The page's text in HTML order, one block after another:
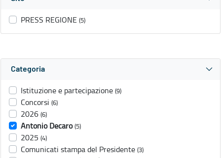
PRESS REGIONE (5)
Categoria
Istituzione e partecipazione (9)
Concorsi (6)
2026 (6)
Antonio Decaro (5)
2025 (4)
Comunicati stampa del Presidente (3)